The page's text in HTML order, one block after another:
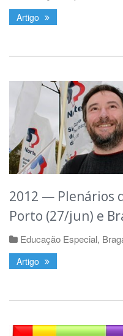
Artigo
2012 — Plenários
Porto (27/jun) e
Educação Especial,
Artigo